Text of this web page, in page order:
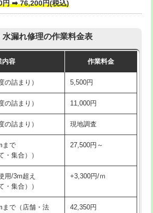
以上）
10㎝まで） 27,500円
10㎝超え） 38,500円
38,500円
現場見積
16,500円
までの価格です。
））
部品） 11,000円+材料費
栓） 13,200円
水栓） 16,500円
器・分岐水栓） 16,500円
ル加工) 16,500円
ド止め)
金具設置) 5,500円
材使用（バンド止
5,500円
円 ➡ 76,200円(税込)
漏れ修理の作業料金表
内容 作業料金
の詰まり） 5,500円
の詰まり） 11,000円
の詰まり） 現地調査
まで
・集合））
27,500円～
/3m超え
・集合））
+3,300円/ｍ
まで（店舗・法
42,350円